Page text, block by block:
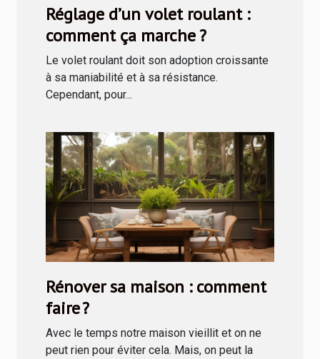
Réglage d’un volet roulant :
comment ça marche ?
Le volet roulant doit son adoption croissante
à sa maniabilité et à sa résistance.
Cependant, pour...
Rénover sa maison : comment
faire ?
Avec le temps notre maison vieillit et on ne
peut rien pour éviter cela. Mais, on peut la